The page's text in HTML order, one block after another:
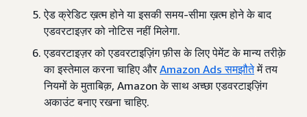
ऐड क्रेडिट ख़त्म होने या इसकी समय-सीमा ख़त्म होने के बाद
एडवरटाइज़र को नोटिस नहीं मिलेगा.
एडवरटाइज़र को एडवरटाइज़िंग फ़ीस के लिए पेमेंट के मान्य तरीक़े
का इस्तेमाल करना चाहिए और Amazon Ads समझौतेमें तय
नियमों के मुताबिक़, Amazon के साथ अच्छा एडवरटाइज़िंग
अकाउंट बनाए रखना चाहिए.